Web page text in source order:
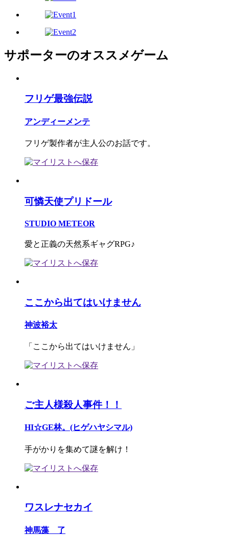
サポーターのオススメゲーム
フリゲ最強伝説
アンディーメンテ
フリゲ製作者が主人公のお話です。
可憐天使プリドール
STUDIO METEOR
愛と正義の天然系ギャグRPG♪
ここから出てはいけません
神波裕太
「ここから出てはいけません」
ご主人様殺人事件！！
HI☆GE林。(ヒゲハヤシマル)
手がかりを集めて謎を解け！
ワスレナセカイ
神馬藻 了